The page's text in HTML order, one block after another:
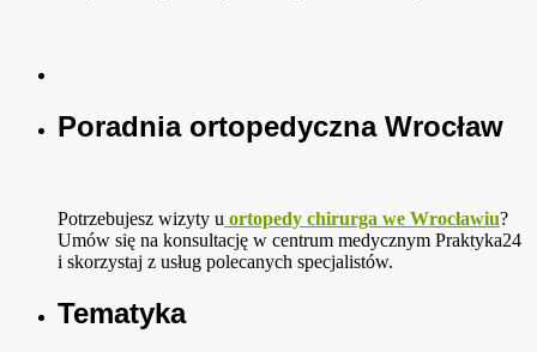
Poradnia ortopedyczna Wrocław
Potrzebujesz wizyty u ortopedy chirurga we Wrocławiu?
Umów się na konsultację w centrum medycznym Praktyka24
i skorzystaj z usług polecanych specjalistów.
Tematyka